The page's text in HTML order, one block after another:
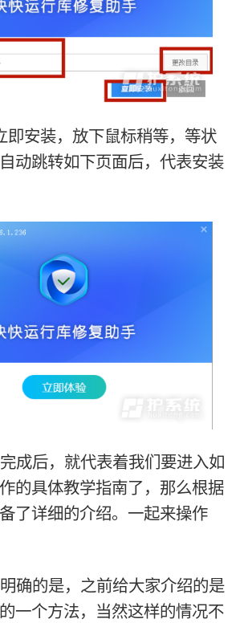
即安装，放下鼠标稍等，等状
动跳转如下页面后，代表安装
成后，就代表着我们要进入如
的具体教学指南了，那么根据
了详细的介绍。一起来操作
确的是，之前给大家介绍的是
一个方法，当然这样的情况不